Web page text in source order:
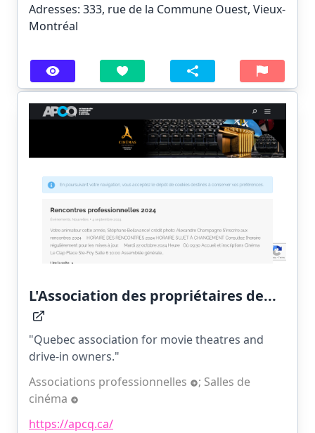
Adresses: 333, rue de la Commune Ouest, Vieux-
Montréal
L'Association des propriétaires de...
"Quebec association for movie theatres and
drive-in owners."
Associations professionnelles
; Salles de
cinéma
https://apcq.ca/